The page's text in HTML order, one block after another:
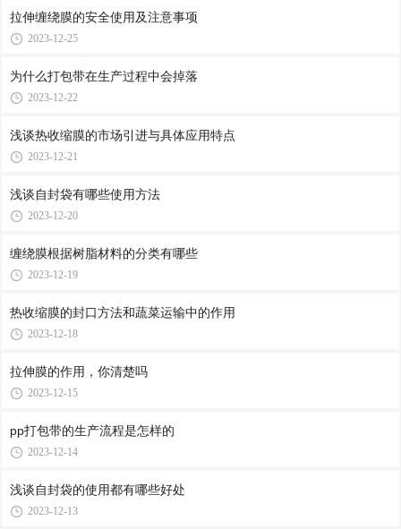
拉伸缠绕膜的安全使用及注意事项
2023-12-25
为什么打包带在生产过程中会掉落
2023-12-22
浅谈热收缩膜的市场引进与具体应用特点
2023-12-21
浅谈自封袋有哪些使用方法
2023-12-20
缠绕膜根据树脂材料的分类有哪些
2023-12-19
热收缩膜的封口方法和蔬菜运输中的作用
2023-12-18
拉伸膜的作用，你清楚吗
2023-12-15
pp打包带的生产流程是怎样的
2023-12-14
浅谈自封袋的使用都有哪些好处
2023-12-13